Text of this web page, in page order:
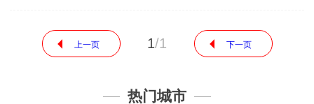
上一页 1/1 下一页
热门城市